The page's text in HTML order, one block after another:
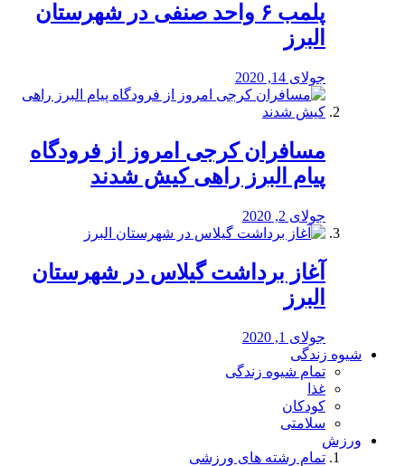
پلمب ۶ واحد صنفی در شهرستان
البرز
جولای 14, 2020
مسافران کرجی امروز از فرودگاه
پیام البرز راهی کیش شدند
جولای 2, 2020
آغاز برداشت گیلاس در شهرستان
البرز
جولای 1, 2020
شیوه زندگی
تمام شیوه زندگی
غذا
کودکان
سلامتی
ورزش
تمام رشته های ورزشی